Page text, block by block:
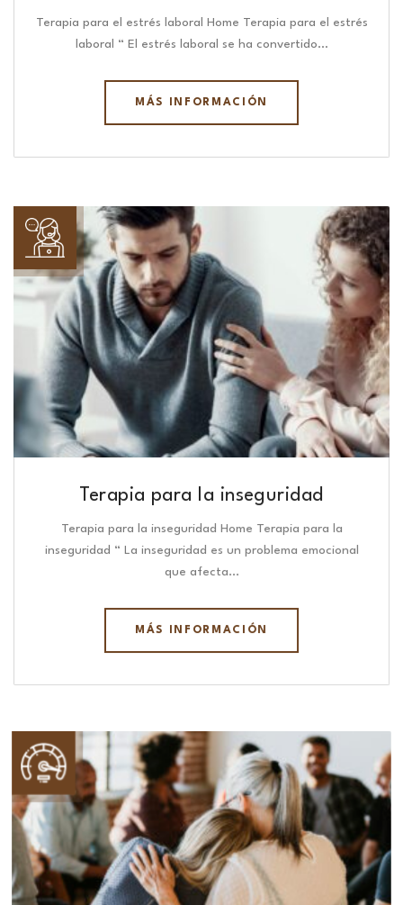
Terapia para el estrés laboral Home Terapia para el estrés
laboral “ El estrés laboral se ha convertido…
MÁS INFORMACIÓN
Terapia para la inseguridad
Terapia para la inseguridad Home Terapia para la
inseguridad “ La inseguridad es un problema emocional
que afecta…
MÁS INFORMACIÓN